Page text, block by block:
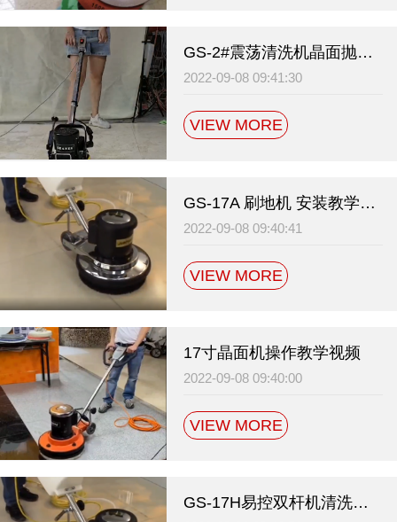
GS-2#震荡清洗机晶面抛光操作教学视频
2022-09-08 09:41:30
VIEW MORE
GS-17A 刷地机 安装教学视频
2022-09-08 09:40:41
VIEW MORE
17寸晶面机操作教学视频
2022-09-08 09:40:00
VIEW MORE
GS-17H易控双杆机清洗机安装泡箱视频